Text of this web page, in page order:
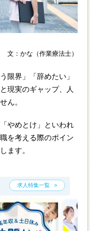
文：かな（作業療法士）
限界」「辞めたい」
現実のギャップ、人
ん。
やめとけ」といわれ
を考える際のポイン
ます。
求人特集一覧